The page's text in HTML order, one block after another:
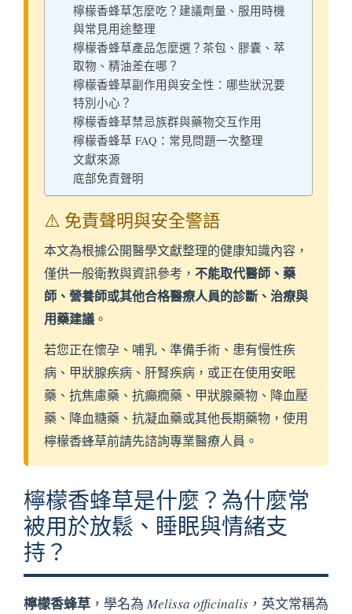
檸檬香蜂草怎麼吃？建議劑量、服用時機
與常見用途整理
檸檬香蜂草產品怎麼選？茶包、膠囊、萃
取物、精油差在哪？
檸檬香蜂草副作用與安全性：哪些狀況要
特別小心？
檸檬香蜂草禁忌族群與藥物交互作用
檸檬香蜂草 FAQ：常見問題一次整理
文獻來源
底部免責聲明
⚠️ 免責聲明與安全警語
本文為根據公開醫學文獻整理的健康知識內容，
僅供一般衛教與資訊參考， 不能取代醫師、藥
師、營養師或其他合格醫療人員的診斷、治療與
用藥建議 。
若您正在懷孕、哺乳、準備手術、患有慢性疾
病、甲狀腺疾病、肝腎疾病，或正在使用安眠
藥、抗焦慮藥、抗癲癇藥、甲狀腺藥物、降血壓
藥、降血糖藥、抗凝血藥或其他長期藥物，使用
檸檬香蜂草前請先諮詢專業醫療人員。
檸檬香蜂草是什麼？為什麼常
被用於放鬆、睡眠與情緒支
持？
檸檬香蜂草 ，學名為 Melissa officinalis ，英文常稱為